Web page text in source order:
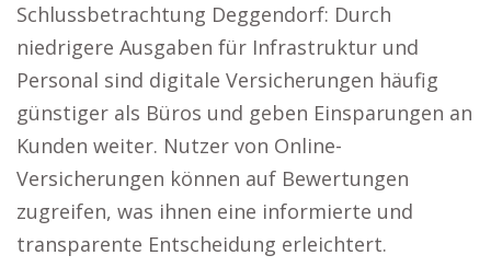
Schlussbetrachtung Deggendorf: Durch
niedrigere Ausgaben für Infrastruktur und
Personal sind digitale Versicherungen häufig
günstiger als Büros und geben Einsparungen an
Kunden weiter. Nutzer von Online-
Versicherungen können auf Bewertungen
zugreifen, was ihnen eine informierte und
transparente Entscheidung erleichtert.